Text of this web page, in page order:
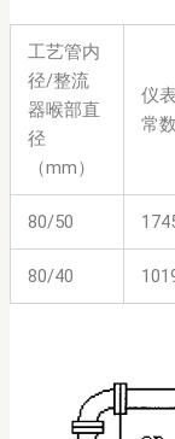
工艺管内
径/整流
器喉部直
径
（mm）
仪表
常数
80/50
80/40